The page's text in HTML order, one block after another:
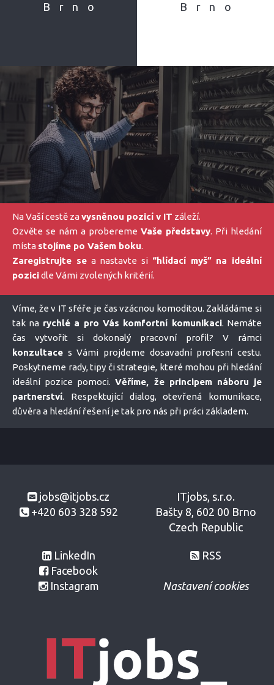
Brno Brno
Na Vaší cestě zavysněnou pozicí v IT záleží.
Ozvěte se nám a probereme Vaše představy. Při hledání
místa stojíme po Vašem boku.
Zaregistrujte sea nastavte si “hlídací myš” na ideální
pozicidle Vámi zvolených kritérií.
Víme, že v IT sféře je čas vzácnou komoditou. Zakládáme si
tak na rychlé a pro Vás komfortní komunikaci. Nemáte
čas vytvořit si dokonalý pracovní profil? V rámci
konzultace s Vámi projdeme dosavadní profesní cestu.
Poskytneme rady, tipy či strategie, které mohou při hledání
ideální pozice pomoci.Věříme, že principem náboru je
partnerství. Respektující dialog, otevřená komunikace,
důvěra a hledání řešení je tak pro nás při práci základem.
jobs@itjobs.cz
+420 603 328 592
LinkedIn
Facebook
Instagram
ITjobs, s.r.o.
Bašty 8, 602 00 Brno
Czech Republic
RSS
Nastavení cookies